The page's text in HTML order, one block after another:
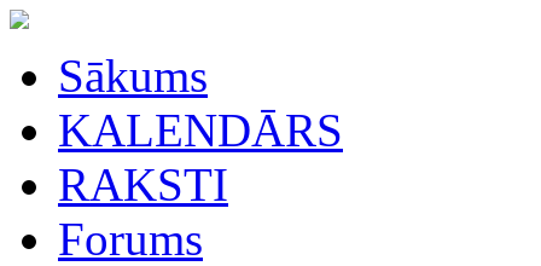
Sākums
KALENDĀRS
RAKSTI
Forums